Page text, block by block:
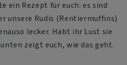
ein Rezept für euch: es sind
unsere Rudis (Rentiermuffins)
lecker. Habt ihr Lust sie
zeigt euch, wie das geht.